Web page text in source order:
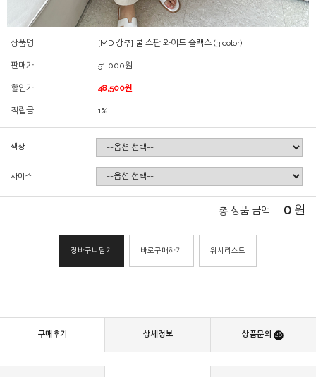
상품명 [MD 강추] 쿨 스판 와이드 슬랙스 (3 color)
판매가 51,000원
할인가 48,500원
적립금 1%
색상
사이즈
총 상품 금액 0 원
장바구니담기 바로구매하기 위시리스트
구매후기 상세정보 상품문의 26